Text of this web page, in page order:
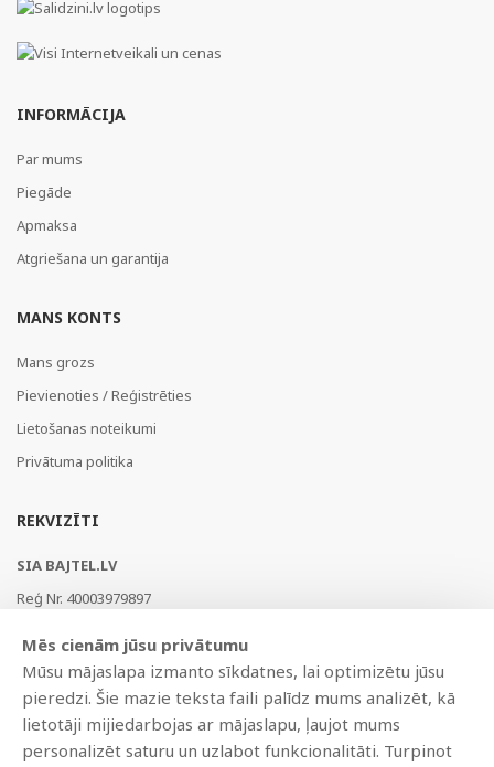
INFORMĀCIJA
Par mums
Piegāde
Apmaksa
Atgriešana un garantija
MANS KONTS
Mans grozs
Pievienoties / Reģistrēties
Lietošanas noteikumi
Privātuma politika
REKVIZĪTI
SIA BAJTEL.LV
Reģ Nr. 40003979897
AS Swedbank, HABALV22
LV53HABA0551019240274
Mēs cienām jūsu privātumu
Mūsu mājaslapa izmanto sīkdatnes, lai optimizētu jūsu
pieredzi. Šie mazie teksta faili palīdz mums analizēt, kā
lietotāji mijiedarbojas ar mājaslapu, ļaujot mums
personalizēt saturu un uzlabot funkcionalitāti. Turpinot